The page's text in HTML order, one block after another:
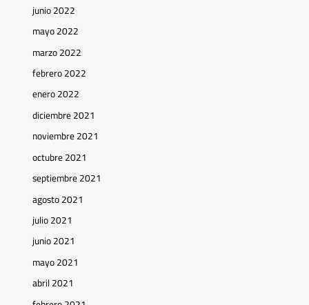
junio 2022
mayo 2022
marzo 2022
febrero 2022
enero 2022
diciembre 2021
noviembre 2021
octubre 2021
septiembre 2021
agosto 2021
julio 2021
junio 2021
mayo 2021
abril 2021